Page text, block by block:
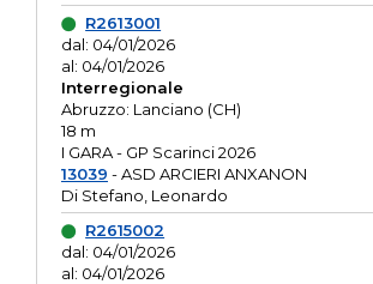
R2613001
dal: 04/01/2026
al: 04/01/2026
Interregionale
Abruzzo: Lanciano (CH)
18 m
I GARA - GP Scarinci 2026
13039 - ASD ARCIERI ANXANON
Di Stefano, Leonardo
R2615002
dal: 04/01/2026
al: 04/01/2026